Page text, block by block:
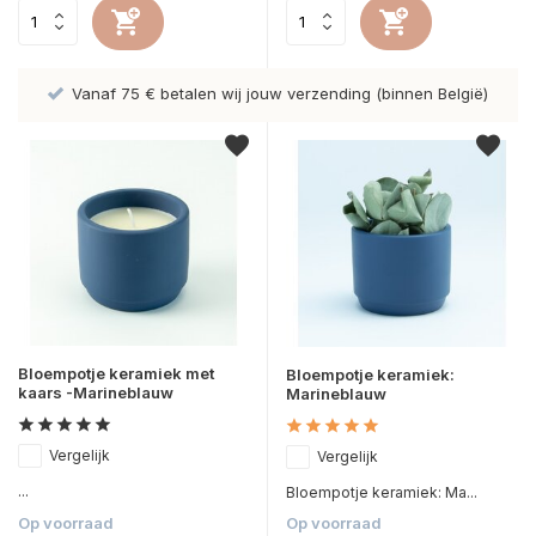
Vanaf 75 € betalen wij jouw verzending (binnen België)
Bloempotje keramiek met
kaars -Marineblauw
Vergelijk
...
Op voorraad
Bloempotje keramiek:
Marineblauw
Vergelijk
Bloempotje keramiek: Ma...
Op voorraad